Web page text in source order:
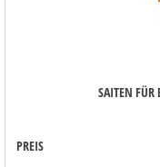
SAITEN FÜR
PREIS